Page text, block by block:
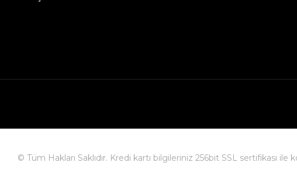
© Tüm Hakları Saklıdır. Kredi kartı bilgileriniz 256bit SSL sertifikası ile